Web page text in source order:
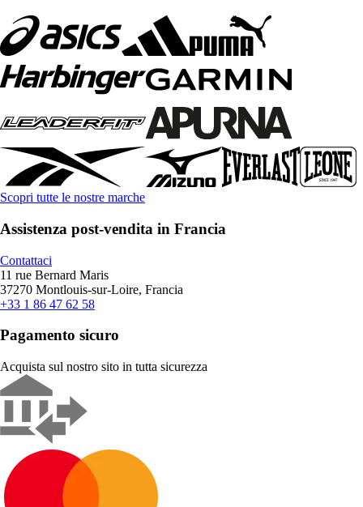
Scopri tutte le nostre marche
Assistenza post-vendita in Francia
Contattaci
11 rue Bernard Maris
37270 Montlouis-sur-Loire, Francia
+33 1 86 47 62 58
Pagamento sicuro
Acquista sul nostro sito in tutta sicurezza